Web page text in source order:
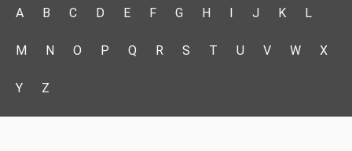
A B C D E F G H I J K L
M N O P Q R S T U V W X
Y Z